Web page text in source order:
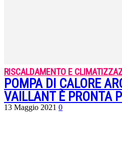
RISCALDAMENTO E
POMPA DI CALORE
VAILLANT È PRONTA
13 Maggio 2021 0